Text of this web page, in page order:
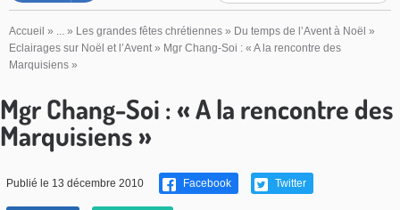
Accueil » ... » Les grandes fêtes chrétiennes » Du temps de l’Avent à Noël »
Eclairages sur Noël et l’Avent» Mgr Chang-Soi : « A la rencontre des
Marquisiens »
Mgr Chang-Soi : « A la rencontre des
Marquisiens »
Publié le 13 décembre 2010 Facebook Twitter